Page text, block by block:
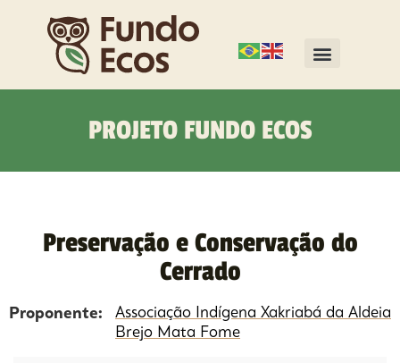
PROJETO FUNDO ECOS
Preservação e Conservação do
Cerrado
Proponente: Associação Indígena Xakriabá da Aldeia
Brejo Mata Fome